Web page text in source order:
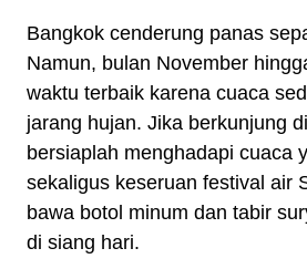
Bangkok cenderung panas
Namun, bulan November
waktu terbaik karena cuaca
jarang hujan. Jika berkunjung
bersiaplah menghadapi cuaca
sekaligus keseruan festival air
bawa botol minum dan tabir
di siang hari.